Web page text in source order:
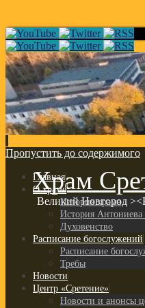
Храм
Великий Новгород
Пропустить до содержимого
Главная
О храме
История храма
История Антониева
Духовенство
Расписание богослужений
Расписание
Требы
Новости
Центр «Сретение»
Новости и анонсы